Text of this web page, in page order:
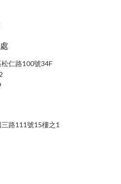
仁路100號34F
路111號15樓之1